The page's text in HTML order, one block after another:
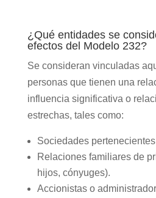
¿Qué entidades se
efectos del Modelo 232?
Se consideran vinculadas
personas que tienen una
influencia significativa o
estrechas, tales como:
Sociedades
Relaciones familiares de
hijos, cónyuges).
Accionistas o